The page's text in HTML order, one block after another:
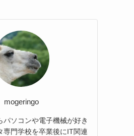
mogeringo
パソコンや電子機械が好き
専門学校を卒業後にIT関連